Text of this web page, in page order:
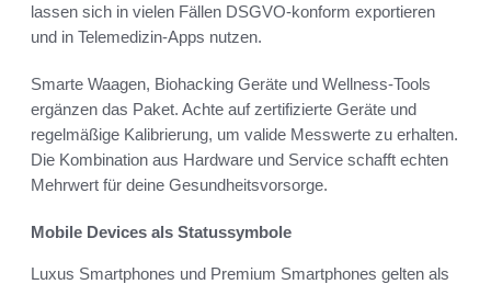
lassen sich in vielen Fällen DSGVO-konform exportieren
und in Telemedizin-Apps nutzen.
Smarte Waagen, Biohacking Geräte und Wellness-Tools
ergänzen das Paket. Achte auf zertifizierte Geräte und
regelmäßige Kalibrierung, um valide Messwerte zu erhalten.
Die Kombination aus Hardware und Service schafft echten
Mehrwert für deine Gesundheitsvorsorge.
Mobile Devices als Statussymbole
Luxus Smartphones und Premium Smartphones gelten als